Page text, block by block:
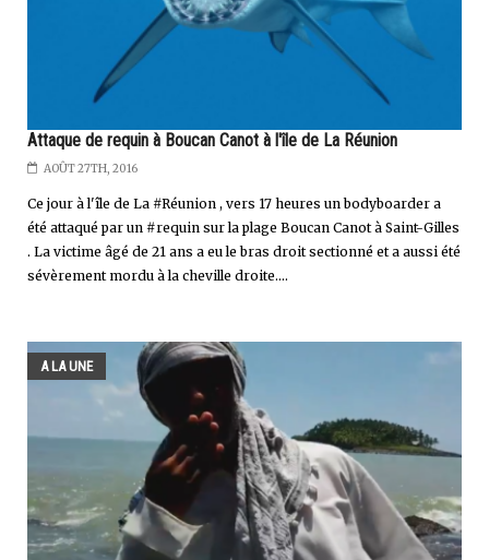
Attaque de requin à Boucan Canot à l'île de La Réunion
AOÛT 27TH, 2016
Ce jour à l'île de La #Réunion , vers 17 heures un bodyboarder a
été attaqué par un #requin sur la plage Boucan Canot à Saint-Gilles
. La victime âgé de 21 ans a eu le bras droit sectionné et a aussi été
sévèrement mordu à la cheville droite....
A LA UNE